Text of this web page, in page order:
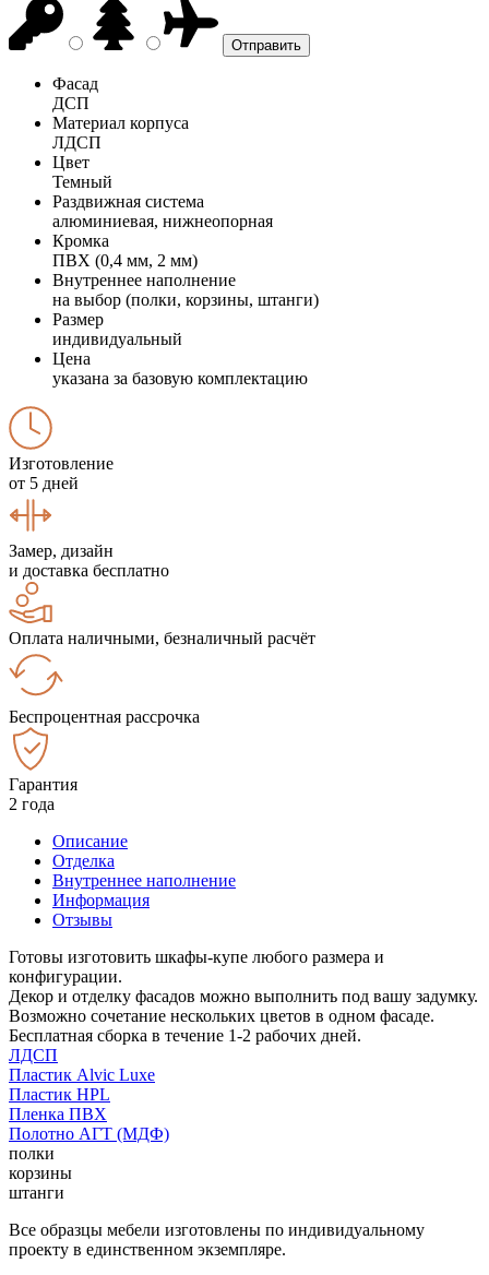
Фасад
ДСП
Материал корпуса
ЛДСП
Цвет
Темный
Раздвижная система
алюминиевая, нижнеопорная
Кромка
ПВХ (0,4 мм, 2 мм)
Внутреннее наполнение
на выбор (полки, корзины, штанги)
Размер
индивидуальный
Цена
указана за базовую комплектацию
Изготовление
от 5 дней
Замер, дизайн
и доставка бесплатно
Оплата наличными, безналичный расчёт
Беспроцентная рассрочка
Гарантия
2 года
Описание
Отделка
Внутреннее наполнение
Информация
Отзывы
Готовы изготовить шкафы-купе любого размера и
конфигурации.
Декор и отделку фасадов можно выполнить под вашу задумку.
Возможно сочетание нескольких цветов в одном фасаде.
Бесплатная сборка в течение 1-2 рабочих дней.
ЛДСП
Пластик Alvic Luxe
Пластик HPL
Пленка ПВХ
Полотно АГТ (МДФ)
полки
корзины
штанги
Все образцы мебели изготовлены по индивидуальному
проекту в единственном экземпляре.